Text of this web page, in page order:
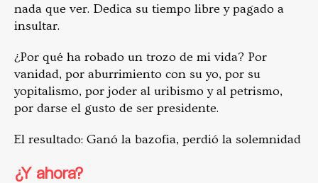
nada que ver. Dedica su tiempo libre y pagado a
insultar.
¿Por qué ha robado un trozo de mi vida? Por
vanidad, por aburrimiento con su yo, por su
yopitalismo, por joder al uribismo y al petrismo,
por darse el gusto de ser presidente.
El resultado: Ganó la bazofia, perdió la solemnidad
¿Y ahora?